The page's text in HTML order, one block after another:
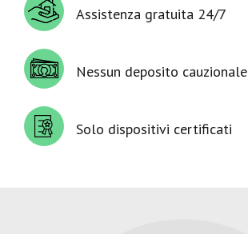
Assistenza gratuita 24/7
Nessun deposito cauzionale
Solo dispositivi certificati